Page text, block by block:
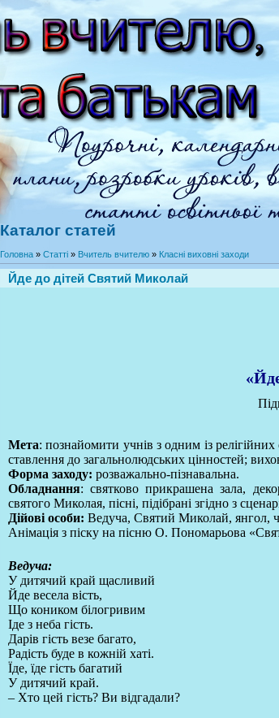
Каталог статей
Головна » Статті » Вчитель вчителю » Класні виховні заходи
Йде до дітей Святий Миколай
Мета: познайомити учнів з одним із
ставлення до загальнолюдських цінностей;
Форма заходу: розважально-пізнавальна.
Обладнання: святково прикрашена зала,
святого Миколая, пісні, підібрані згідно з
Дійові особи: Ведуча, Святий Миколай, янгол,
Анімація з піску на пісню О. Пономарьова
Ведуча:
У дитячий край щасливий
Йде весела вість,
Що коником білогривим
Іде з неба гість.
Дарів гість везе багато,
Радість буде в кожній хаті.
Їде, їде гість багатий
У дитячий край.
– Хто цей гість? Ви відгадали?